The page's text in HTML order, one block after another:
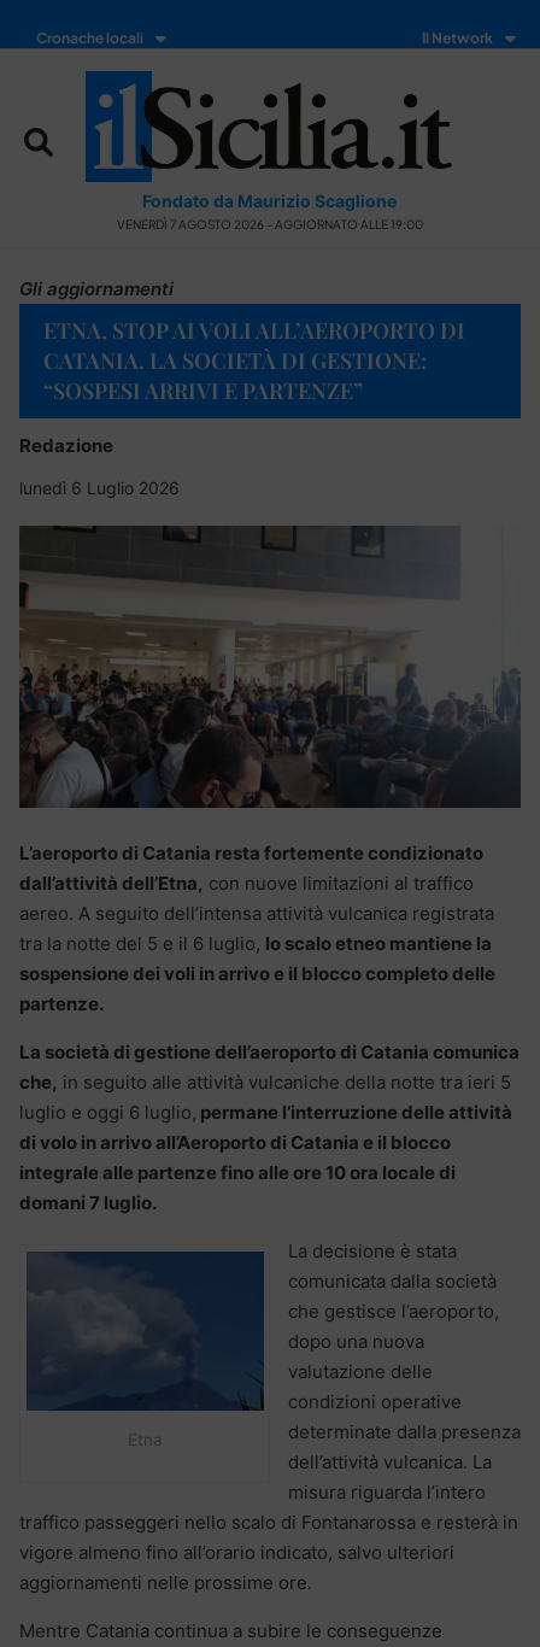
Cronache locali Il Network
Fondato da Maurizio Scaglione
VENERDÌ 7 AGOSTO 2026 - AGGIORNATO ALLE 19:00
Gli aggiornamenti
ETNA, STOP AI VOLI ALL’AEROPORTO DI
CATANIA. LA SOCIETÀ DI GESTIONE:
“SOSPESI ARRIVI E PARTENZE”
Redazione
lunedì 6 Luglio 2026
L’aeroporto di Catania resta fortemente condizionato
dall’attività dell’Etna, con nuove limitazioni al traffico
aereo. A seguito dell’intensa attività vulcanica registrata
tra la notte del 5 e il 6 luglio, lo scalo etneo mantiene la
sospensione dei voli in arrivo e il blocco completo delle
partenze.
La società di gestione dell’aeroporto di Catania comunica
che, in seguito alle attività vulcaniche della notte tra ieri 5
luglio e oggi 6 luglio, permane l’interruzione delle attività
di volo in arrivo all’Aeroporto di Catania e il blocco
integrale alle partenze fino alle ore 10 ora locale di
domani 7 luglio.
Etna
La decisione è stata
comunicata dalla società
che gestisce l’aeroporto,
dopo una nuova
valutazione delle
condizioni operative
determinate dalla presenza
dell’attività vulcanica. La
misura riguarda l’intero
traffico passeggeri nello scalo di Fontanarossa e resterà in
vigore almeno fino all’orario indicato, salvo ulteriori
aggiornamenti nelle prossime ore.
Mentre Catania continua a subire le conseguenze